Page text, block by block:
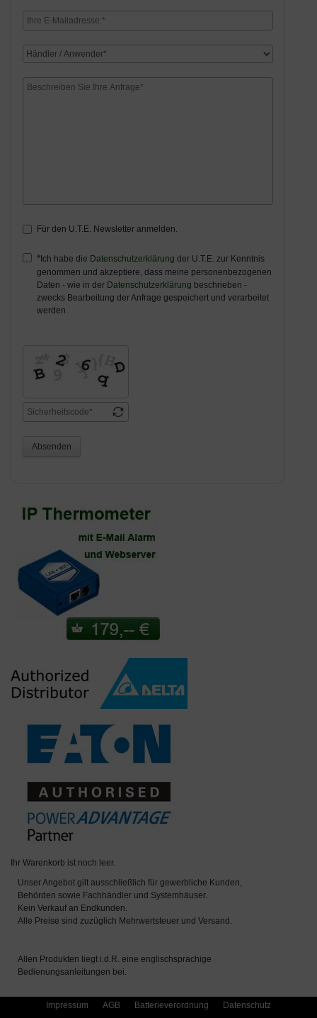
Für den U.T.E. Newsletter anmelden.
Ich habe die Datenschutzerklärung der U.T.E. zur Kenntnis
genommen und akzeptiere, dass meine personenbezogenen
Daten - wie in der Datenschutzerklärung beschrieben -
zwecks Bearbeitung der Anfrage gespeichert und verarbeitet
werden.
Absenden
Ihr Warenkorb ist noch leer.
Unser Angebot gilt ausschließlich für gewerbliche Kunden,
Behörden sowie Fachhändler und Systemhäuser.
Kein Verkauf an Endkunden.
Alle Preise sind zuzüglich Mehrwertsteuer und Versand.
Allen Produkten liegt i.d.R. eine englischsprachige
Bedienungsanleitungen bei.
Impressum AGB Batterieverordnung
Datenschutz